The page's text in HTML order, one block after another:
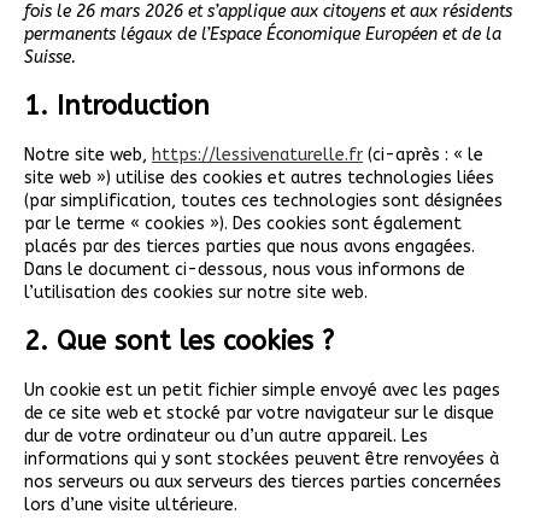
fois le 26 mars 2026 et s’applique aux citoyens et aux résidents
permanents légaux de l’Espace Économique Européen et de la
Suisse.
1. Introduction
Notre site web, https://lessivenaturelle.fr (ci-après : « le
site web ») utilise des cookies et autres technologies liées
(par simplification, toutes ces technologies sont désignées
par le terme « cookies »). Des cookies sont également
placés par des tierces parties que nous avons engagées.
Dans le document ci-dessous, nous vous informons de
l’utilisation des cookies sur notre site web.
2. Que sont les cookies ?
Un cookie est un petit fichier simple envoyé avec les pages
de ce site web et stocké par votre navigateur sur le disque
dur de votre ordinateur ou d’un autre appareil. Les
informations qui y sont stockées peuvent être renvoyées à
nos serveurs ou aux serveurs des tierces parties concernées
lors d’une visite ultérieure.